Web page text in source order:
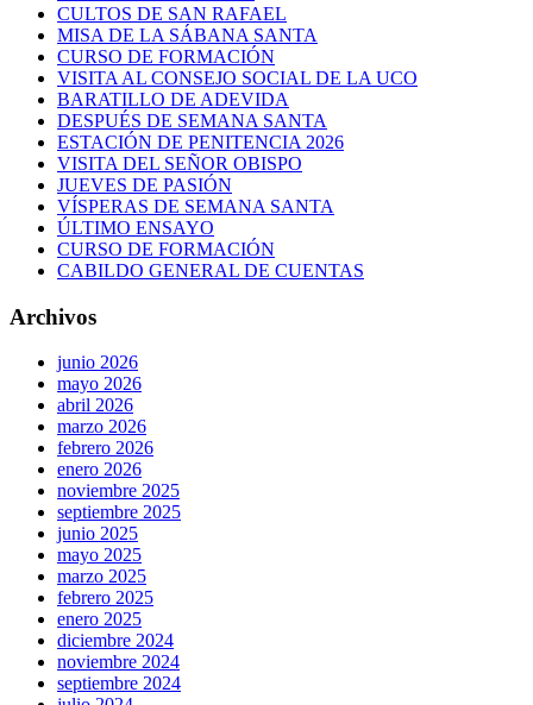
CULTOS DE SAN RAFAEL
MISA DE LA SÁBANA SANTA
CURSO DE FORMACIÓN
VISITA AL CONSEJO SOCIAL DE LA UCO
BARATILLO DE ADEVIDA
DESPUÉS DE SEMANA SANTA
ESTACIÓN DE PENITENCIA 2026
VISITA DEL SEÑOR OBISPO
JUEVES DE PASIÓN
VÍSPERAS DE SEMANA SANTA
ÚLTIMO ENSAYO
CURSO DE FORMACIÓN
CABILDO GENERAL DE CUENTAS
Archivos
junio 2026
mayo 2026
abril 2026
marzo 2026
febrero 2026
enero 2026
noviembre 2025
septiembre 2025
junio 2025
mayo 2025
marzo 2025
febrero 2025
enero 2025
diciembre 2024
noviembre 2024
septiembre 2024